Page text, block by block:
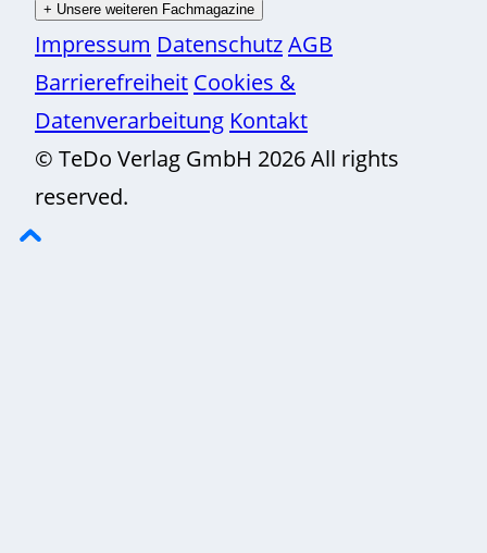
+ Unsere weiteren Fachmagazine
Impressum DatenschutzAGB
Barrierefreiheit Cookies &
Datenverarbeitung Kontakt
© TeDo Verlag GmbH 2026 All rights
reserved.